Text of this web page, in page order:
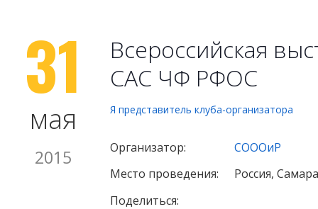
31
мая
2015
Всероссийская
САС ЧФ РФОС
Я представитель клуба-организатора
Организатор:
СОООиР
Место проведения:
Россия, Самара
Поделиться: